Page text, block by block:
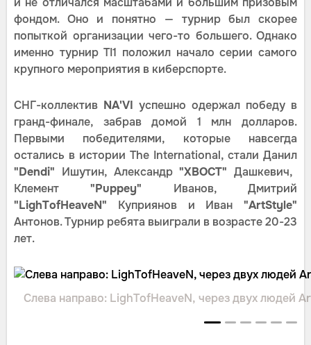
фондом. Оно и понятно — турнир был скорее
попыткой организации чего-то большего. Однако
именно турнир TI1 положил начало серии самого
крупного мероприятия в киберспорте.
СНГ-коллектив NA'VI успешно одержал победу в
гранд-финале, забрав домой 1 млн долларов.
Первыми победителями, которые навсегда
остались в истории The International, стали Данил
"Dendi" Ишутин, Александр"ХВОСТ" Дашкевич,
Клемент"Puppey" Иванов, Дмитрий
"LighTofHeaveN" Куприянов и Иван "ArtStyle"
Антонов. Турнир ребята выиграли в возрасте 20-23
лет.
Слева направо: LighTofHeaveN, через двух людей